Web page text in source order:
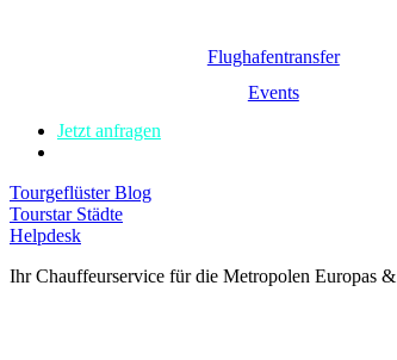
Flughafentransfer
Events
Jetzt anfragen
Tourgeflüster Blog
Tourstar Städte
Helpdesk
Ihr Chauffeurservice für die Metropolen Europas &